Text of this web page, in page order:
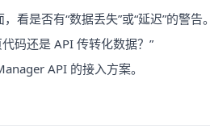
看是否有“数据丢失”或“延迟”的警告。
码还是 API 传转化数据？”
API 的接入方案。